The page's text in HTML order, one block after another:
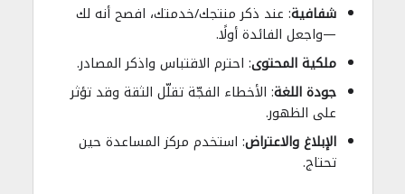
شفافية: عند ذكر منتجك/خدمتك، افصح أنه لك
—واجعل الفائدة أولًا.
ملكية المحتوى: احترم الاقتباس واذكر المصادر.
جودة اللغة: الأخطاء الفجّة تقلّل الثقة وقد تؤثر
على الظهور.
الإبلاغ والاعتراض: استخدم مركز المساعدة حين
تحتاج.